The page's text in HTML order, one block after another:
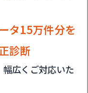
タ15万件分を
診断
広くご対応いた